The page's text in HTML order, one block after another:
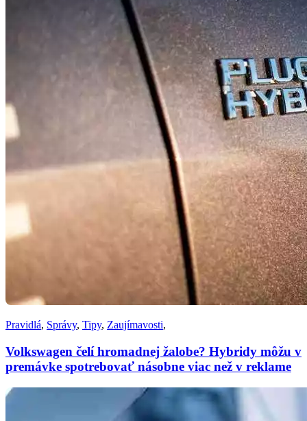
Pravidlá, Správy, Tipy, Zaujímavosti,
Volkswagen čelí hromadnej žalobe? Hybridy môžu v
premávke spotrebovať násobne viac než v reklame